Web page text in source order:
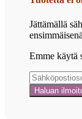
Jättämällä
Emme käytä